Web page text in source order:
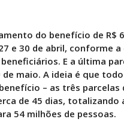
do benefício de R$
e 30 de abril, conforme a
E a última
de maio. A ideia é que
– as três parcelas
de 45 dias, totalizando
54 milhões de pessoas.